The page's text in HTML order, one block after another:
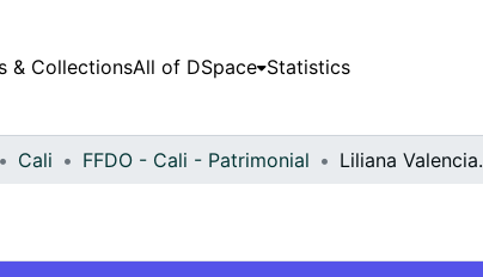
& CollectionsAll of DSpace Statistics
Cali FFDO - Cali - Patrimonial Liliana Valencia.